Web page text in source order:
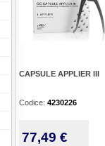
CAPSULE APPLIER III
Codice: 4230226
77,49 €